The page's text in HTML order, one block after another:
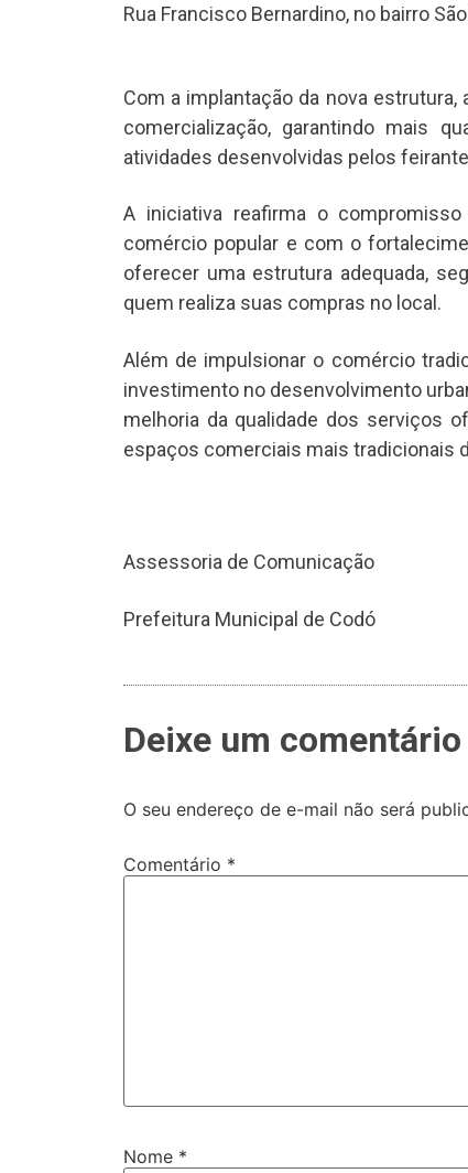
Rua Francisco Bernardino, no bairro
Com a implantação da nova
comercialização, garantindo mais
atividades desenvolvidas pelos
A iniciativa reafirma o
comércio popular e com o
oferecer uma estrutura adequada,
quem realiza suas compras no local.
Além de impulsionar o comércio
investimento no desenvolvimento
melhoria da qualidade dos serviços
espaços comerciais mais tradicionais
Assessoria de Comunicação
Prefeitura Municipal de Codó
Deixe um comentário
O seu endereço de e-mail não será
Comentário *
Nome *